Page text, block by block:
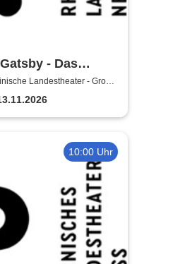
- Das
Landestheater
Landestheater - Große
10:00 Uhr